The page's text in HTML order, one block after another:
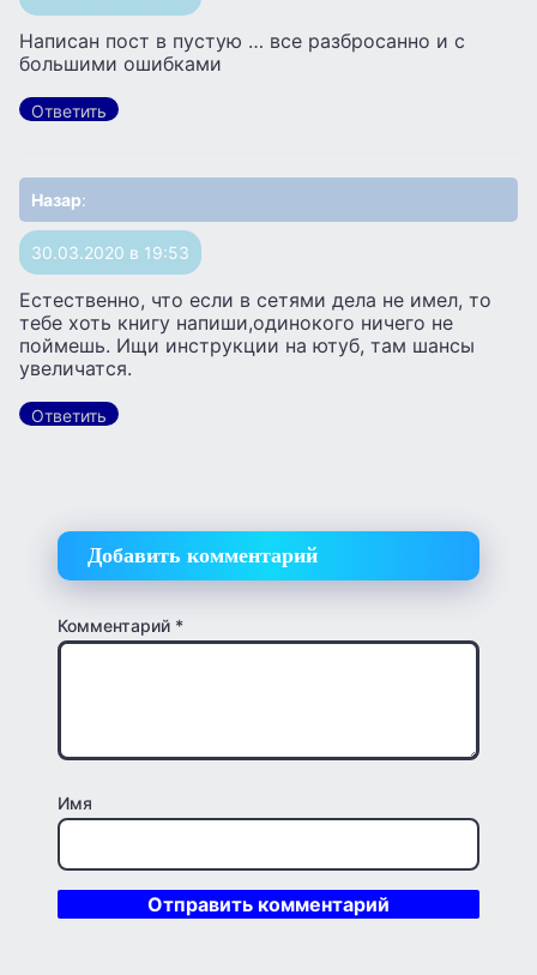
Написан пост в пустую … все разбросанно и с
большими ошибками
Ответить
Назар:
30.03.2020 в 19:53
Естественно, что если в сетями дела не имел, то
тебе хоть книгу напиши,одинокого ничего не
поймешь. Ищи инструкции на ютуб, там шансы
увеличатся.
Ответить
Добавить комментарий
Комментарий *
Имя